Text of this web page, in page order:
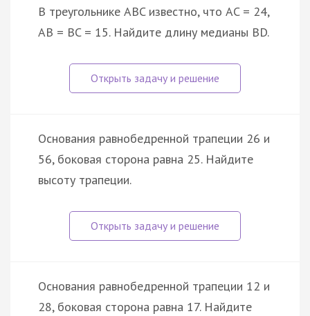
В треугольнике ABC известно, что AC = 24,
AB = BC = 15. Найдите длину медианы BD.
Основания равнобедренной трапеции 26 и
56, боковая сторона равна 25. Найдите
высоту трапеции.
Основания равнобедренной трапеции 12 и
28, боковая сторона равна 17. Найдите